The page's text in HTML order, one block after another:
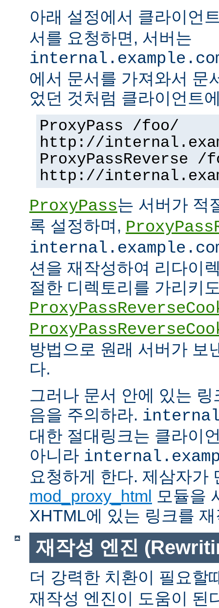
아래 설정에서 클라이언
서를 요청하면, 서버는
에서 문서를 가져와서 문
었던 것처럼 클라이언트
ProxyPass /foo/
http://
ProxyPassReverse /
http://
ProxyPass는 서버가 적
록 설정하며,
션을 재작성하여 리다이
절한 디렉토리를 가리키
방법으로 원래 서버가 보
다.
그러나 문서 안에 있는
음을 주의하라.
대한 절대링크는 클라이
아니라
요청하게 한다. 제삼자가
mod_proxy_html 모듈을
XHTML에 있는 링크를
재작성 엔진
더 강력한 치환이 필요할
재작성 엔진이 도움이 된